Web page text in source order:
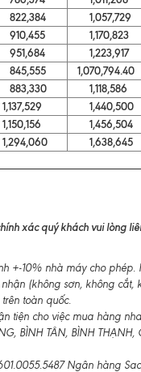
1,057,729
1,170,823
1,223,917
1,070,794.40
1,118,586
1,440,500
1,456,504
1,638,645
xác quý khách vui lòng
10% nhà máy cho phép.
(không sơn, không cắt,
toàn quốc.
tiện cho việc mua hàng
BÌNH TÂN, BÌNH THẠNH,
Ngân hàng